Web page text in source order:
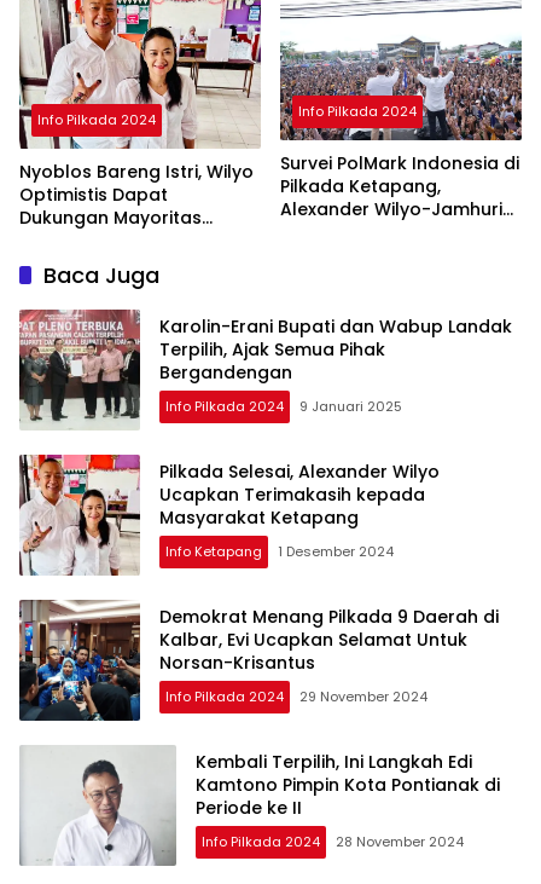
Info Pilkada 2024
Nyoblos Bareng Istri, Wilyo
Optimistis Dapat
Dukungan Mayoritas
Info Pilkada 2024
Survei PolMark Indonesia di
Pilkada Ketapang,
Alexander Wilyo-Jamhuri
Baca Juga
Karolin-Erani Bupati dan Wabup Landak
Terpilih, Ajak Semua Pihak
Bergandengan
Info Pilkada 2024 9 Januari 2025
Pilkada Selesai, Alexander Wilyo
Ucapkan Terimakasih kepada
Masyarakat Ketapang
Info Ketapang 1 Desember 2024
Demokrat Menang Pilkada 9 Daerah di
Kalbar, Evi Ucapkan Selamat Untuk
Norsan-Krisantus
Info Pilkada 2024 29 November 2024
Kembali Terpilih, Ini Langkah Edi
Kamtono Pimpin Kota Pontianak di
Periode ke II
Info Pilkada 2024 28 November 2024